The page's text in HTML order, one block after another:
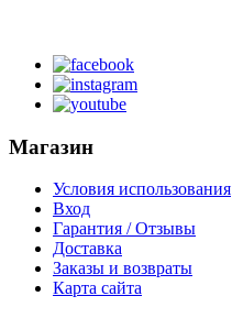
Магазин
Условия использования
Вход
Гарантия / Отзывы
Доставка
Заказы и возвраты
Карта сайта